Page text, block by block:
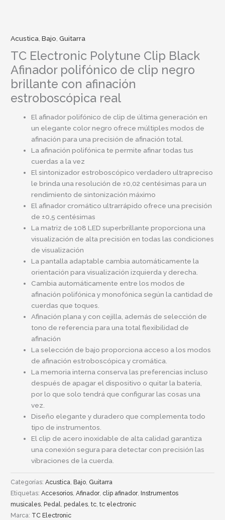
Acustica,Bajo,Guitarra
TC Electronic Polytune Clip Black
Afinador polifónico de clip negro
brillante con afinación
estroboscópica real
El afinador polifónico de clip de última generación en
un elegante color negro ofrece múltiples modos de
afinación para una precisión de afinación total.
La afinación polifónica te permite afinar todas tus
cuerdas a la vez
El sintonizador estroboscópico verdadero ultrapreciso
le brinda una resolución de ±0,02 centésimas para un
rendimiento de sintonización máximo
El afinador cromático ultrarrápido ofrece una precisión
de ±0,5 centésimas
La matriz de 108 LED superbrillante proporciona una
visualización de alta precisión en todas las condiciones
de visualización
La pantalla adaptable cambia automáticamente la
orientación para visualización izquierda y derecha.
Cambia automáticamente entre los modos de
afinación polifónica y monofónica según la cantidad de
cuerdas que toques.
Afinación plana y con cejilla, además de selección de
tono de referencia para una total flexibilidad de
afinación
La selección de bajo proporciona acceso a los modos
de afinación estroboscópica y cromática.
La memoria interna conserva las preferencias incluso
después de apagar el dispositivo o quitar la batería,
por lo que solo tendrá que configurar las cosas una
vez.
Diseño elegante y duradero que complementa todo
tipo de instrumentos.
El clip de acero inoxidable de alta calidad garantiza
una conexión segura para detectar con precisión las
vibraciones de la cuerda.
Categorías:Acustica ,Bajo Guitarra
Etiquetas:Accesorios ,Afinador, clip afinador,Instrumentos
musicales ,Pedal ,pedales ,tc ,tc electronic
Marca: TC Electronic